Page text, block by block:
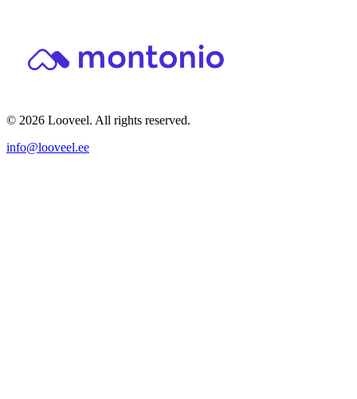
© 2026 Looveel. All rights reserved.
info@looveel.ee